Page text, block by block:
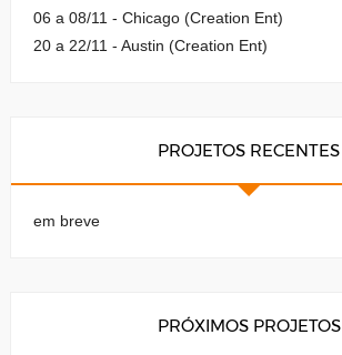
06 a 08/11 - Chicago (Creation Ent)
20 a 22/11 - Austin (Creation Ent)
PROJETOS RECENTES
em breve
PRÓXIMOS PROJETOS